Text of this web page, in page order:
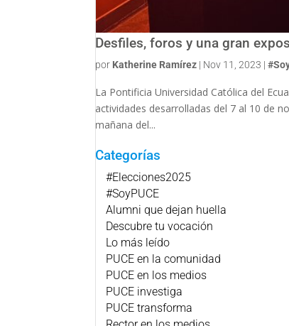
Desfiles, foros y una gran
por Katherine Ramírez | Nov 11, 2023 |
La Pontificia Universidad Católica del
actividades desarrolladas del 7 al 10 de
mañana del...
Categorías
#Elecciones2025
#SoyPUCE
Alumni que dejan huella
Descubre tu vocación
Lo más leído
PUCE en la comunidad
PUCE en los medios
PUCE investiga
PUCE transforma